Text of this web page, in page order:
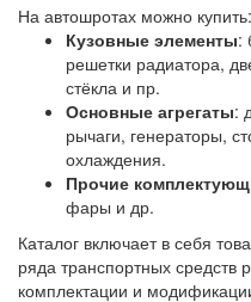
На автошротах можно купить:
Кузовные элементы:
решетки радиатора,
стёкла и пр.
Основные агрегаты:
рычаги, генераторы,
охлаждения.
Прочие
фары и др.
Каталог включает в себя
ряда транспортных средств
комплектации и